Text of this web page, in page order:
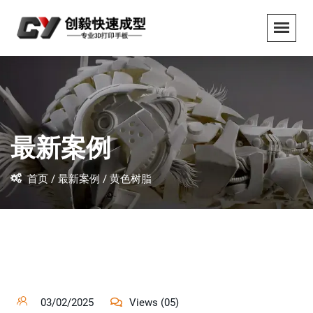
最新案例
首页 / 最新案例 / 黄色树脂
03/02/2025 Views (05)